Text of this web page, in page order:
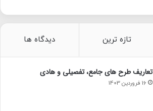
تازه ترین دیدگاه ها
تعاریف طرح های جامع، تفصیلی و هادی
16 فروردین 1403